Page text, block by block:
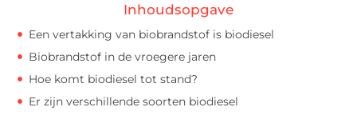
Inhoudsopgave
Een vertakking van biobrandstof is biodiesel
Biobrandstof in de vroegere jaren
Hoe komt biodiesel tot stand?
Er zijn verschillende soorten biodiesel